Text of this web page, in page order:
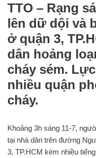
TTO – Rạng
lên dữ dội và
ở quận 3,
dân hoảng
cháy sém.
nhiều quận
cháy.
Khoảng 3h sáng 11-7,
tại nhà dân trên đường
3, TP.HCM kèm nhiều